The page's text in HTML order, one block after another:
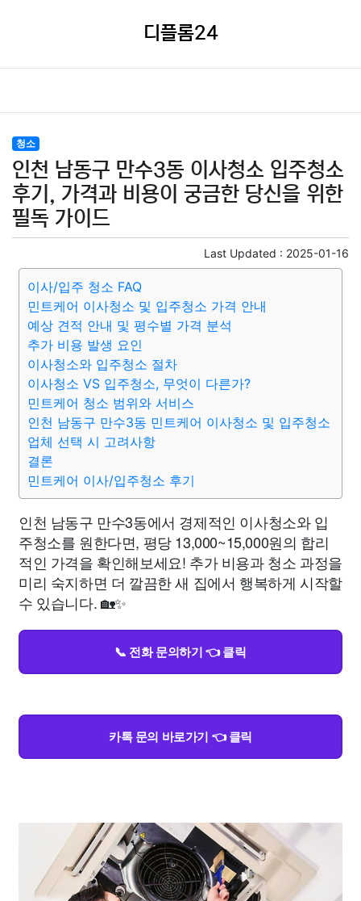
디플롬24
청소
인천 남동구 만수3동 이사청소 입주청소
후기, 가격과 비용이 궁금한 당신을 위한
필독 가이드
Last Updated : 2025-01-16
이사/입주 청소 FAQ
민트케어 이사청소 및 입주청소 가격 안내
예상 견적 안내 및 평수별 가격 분석
추가 비용 발생 요인
이사청소와 입주청소 절차
이사청소 VS 입주청소, 무엇이 다른가?
민트케어 청소 범위와 서비스
인천 남동구 만수3동 민트케어 이사청소 및 입주청소
업체 선택 시 고려사항
결론
민트케어 이사/입주청소 후기
인천 남동구 만수3동에서 경제적인 이사청소와 입
주청소를 원한다면, 평당 13,000~15,000원의 합리
적인 가격을 확인해보세요! 추가 비용과 청소 과정을
미리 숙지하면 더 깔끔한 새 집에서 행복하게 시작할
수 있습니다. 🏡✨
📞 전화 문의하기 👈 클릭
카톡 문의 바로가기 👈 클릭